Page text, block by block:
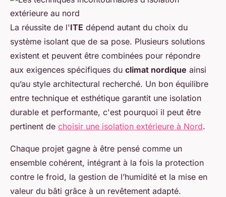
La réussite de l'ITE dépend autant du choix du
système isolant que de sa pose. Plusieurs solutions
existent et peuvent être combinées pour répondre
aux exigences spécifiques du climat nordique ainsi
qu’au style architectural recherché. Un bon équilibre
entre technique et esthétique garantit une isolation
durable et performante, c'est pourquoi il peut être
pertinent de choisir une isolation extérieure à Nord.
Chaque projet gagne à être pensé comme un
ensemble cohérent, intégrant à la fois la protection
contre le froid, la gestion de l’humidité et la mise en
valeur du bâti grâce à un revêtement adapté.